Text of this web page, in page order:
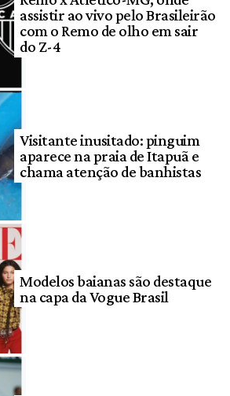
assistir ao vivo pelo Brasileirão
com o Remo de olho em sair
do Z-4
Visitante inusitado: pinguim
aparece na praia de Itapuã e
chama atenção de banhistas
Modelos baianas são destaque
na capa da Vogue Brasil